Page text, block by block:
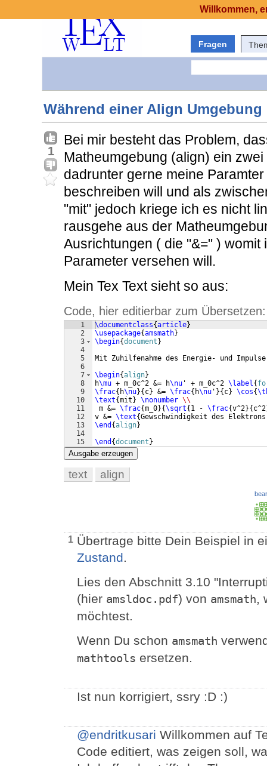
Fragen
Während einer Align
1
Bei mir besteht das Problem,
Matheumgebung (align) ein
dadrunter gerne meine
beschreiben will und als
"mit" jedoch kriege ich es nicht
rausgehe aus der
Ausrichtungen ( die "&=" )
Parameter versehen will.
Mein Tex Text sieht so aus:
Code, hier editierbar zum Übersetzen:
1
2
3
4
5
6
7
8
9
10
11
12
13
14
15
\documentclass{article}
\usepackage{amsmath}
\begin{document }
Mit Zuhilfenahme des Energie- und
\begin{align}
h\mu + m_0c^2 &= h\nu ' + m_0c^2 \label{
\frac{ h\nu}{ c} &= \frac{ h\nu ' }{ c} \cos{
\text{mit } \nonumber \\
m &= \frac{m_0}{\sqrt{ 1 - \frac{v^2}{ c^2
v &= \text{Gewschwindigkeit des
\end {align}
\end {document }
Ausgabe erzeugen
text align
1 Übertrage bitte Dein Beispiel in
Zustand.
Lies den Abschnitt 3.10
(hier amsldoc.pdf) von amsmath,
möchtest.
Wenn Du schon amsmath
mathtools ersetzen.
Ist nun korrigiert, ssry :D :)
@endritkusari Willkommen auf
Code editiert, was zeigen soll,
Willkommen,